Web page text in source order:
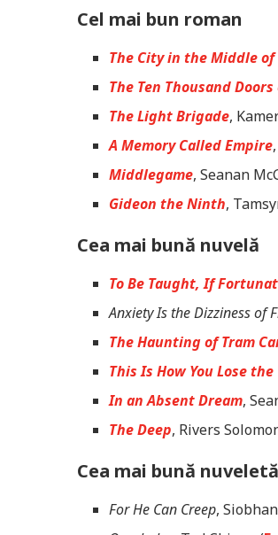
Cel mai bun roman
The City in the Middle
The Ten Thousand
The Light Brigade,
A Memory Called Empire
Middlegame, Seanan
Gideon the Ninth,
Cea mai bună nuvelă
To Be Taught, If
Anxiety Is the Dizziness of
The Haunting of Tram
This Is How You Lose
In an Absent Dream,
The Deep, Rivers
Cea mai bună nuveletă
For He Can Creep,